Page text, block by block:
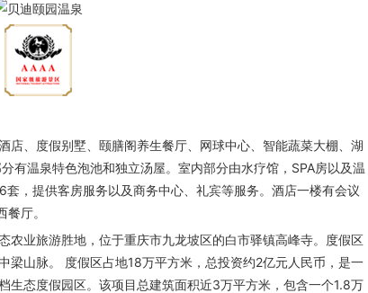
、度假别墅、颐膳阁养生餐厅、网球中心、智能蔬菜大棚、湖
有温泉特色泡池和独立汤屋。室内部分由水疗馆，SPA房以及温
，提供客房服务以及商务中心、礼宾等服务。酒店一楼有会议
厅。
旅游胜地，位于重庆市九龙坡区的白市驿镇高峰寺。度假区
梁山脉。 度假区占地18万平方米，总投资约2亿元人民币，是一
生态度假园区。该项目总建筑面积近3万平方米，包含一个1.8万